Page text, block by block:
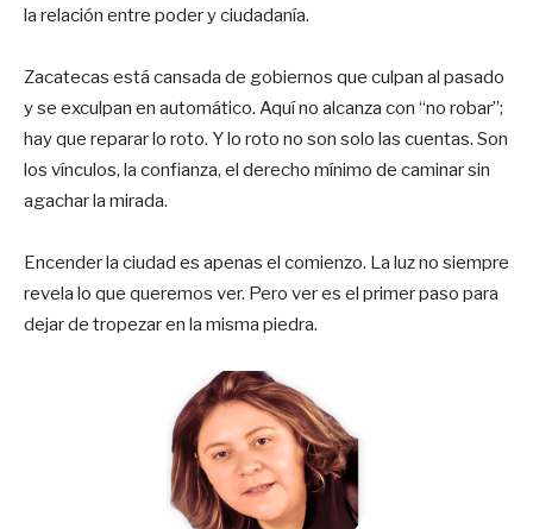
la relación entre poder y ciudadanía.
Zacatecas está cansada de gobiernos que culpan al pasado
y se exculpan en automático. Aquí no alcanza con “no robar”;
hay que reparar lo roto. Y lo roto no son solo las cuentas. Son
los vínculos, la confianza, el derecho mínimo de caminar sin
agachar la mirada.
Encender la ciudad es apenas el comienzo. La luz no siempre
revela lo que queremos ver. Pero ver es el primer paso para
dejar de tropezar en la misma piedra.